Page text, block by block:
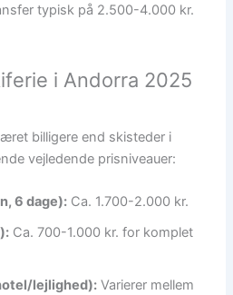
typisk på 2.500-4.000 kr.
i Andorra 2025
billigere end skisteder i
vejledende prisniveauer:
6 dage): Ca. 1.700-2.000 kr.
Ca. 700-1.000 kr. for komplet
lejlighed): Varierer mellem